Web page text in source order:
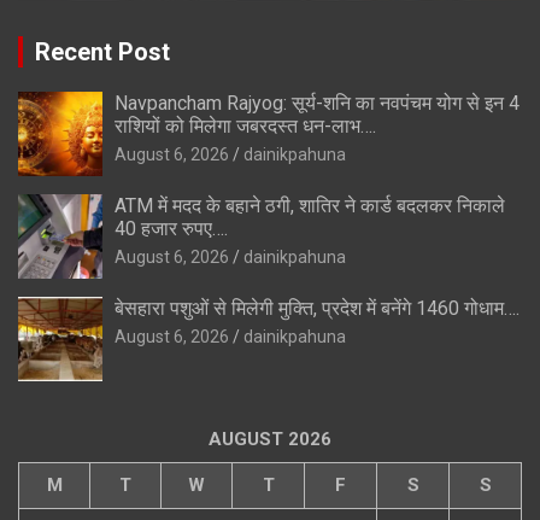
Recent Post
Navpancham Rajyog: सूर्य-शनि का नवपंचम योग से इन 4
राशियों को मिलेगा जबरदस्त धन-लाभ….
August 6, 2026 dainikpahuna
ATM में मदद के बहाने ठगी, शातिर ने कार्ड बदलकर निकाले
40 हजार रुपए….
August 6, 2026 dainikpahuna
बेसहारा पशुओं से मिलेगी मुक्ति, प्रदेश में बनेंगे 1460 गोधाम….
August 6, 2026 dainikpahuna
AUGUST 2026
M T W T F S S